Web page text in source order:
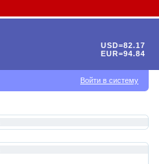
USD=82.17
EUR=94.84
Войти в систему